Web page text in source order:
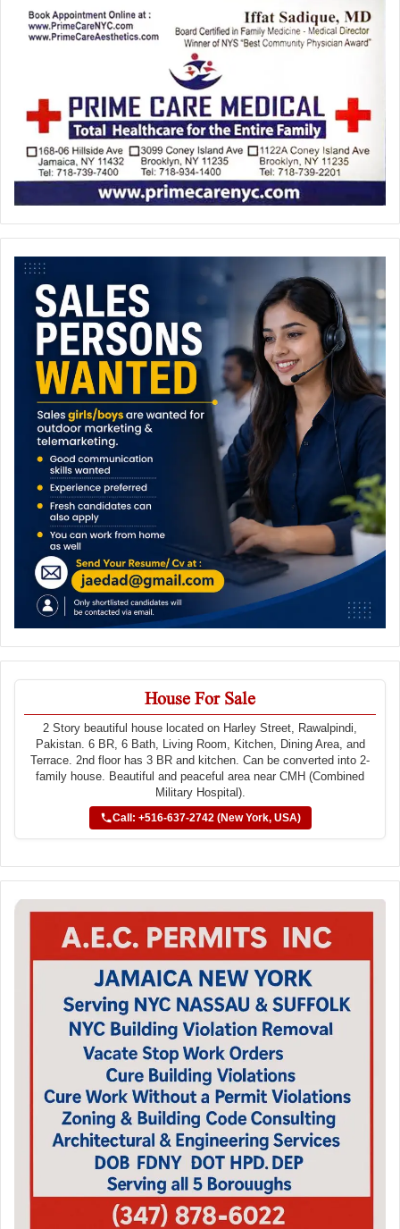
House For Sale
2 Story beautiful house located on Harley Street, Rawalpindi,
Pakistan. 6 BR, 6 Bath, Living Room, Kitchen, Dining Area, and
Terrace. 2nd floor has 3 BR and kitchen. Can be converted into 2-
family house. Beautiful and peaceful area near CMH (Combined
Military Hospital).
Call: +516-637-2742 (New York, USA)